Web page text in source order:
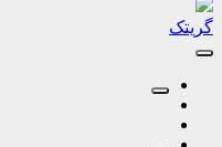
گریتک